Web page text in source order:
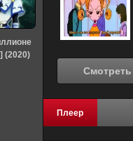
Плеер
(2020)